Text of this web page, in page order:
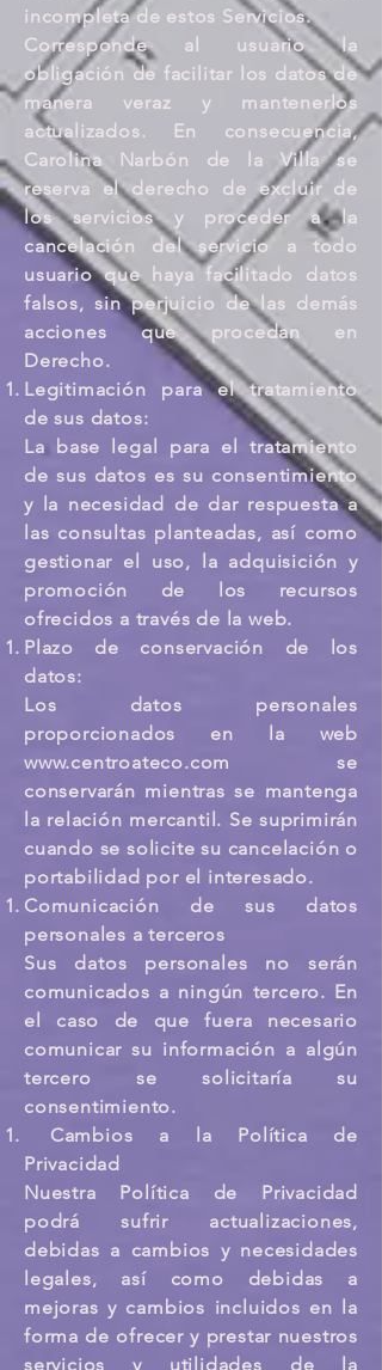
incompleta de estos Servicios.
Corresponde al usuario la
obligación de facilitar los datos de
manera veraz y mantenerlos
actualizados. En consecuencia,
Carolina Narbón de la Villa se
reserva el derecho de excluir de
los servicios y proceder a la
cancelación del servicio a todo
usuario que haya facilitado datos
falsos, sin perjuicio de las demás
acciones que procedan en
Derecho.
Legitimación para el tratamiento
de sus datos:
La base legal para el tratamiento
de sus datos es su consentimiento
y la necesidad de dar respuesta a
las consultas planteadas, así como
gestionar el uso, la adquisición y
promoción de los recursos
ofrecidos a través de la web.
Plazo de conservación de los
datos:
Los datos personales
proporcionados en la web
www.centroateco.com
se
conservarán mientras se mantenga
la relación mercantil. Se suprimirán
cuando se solicite su cancelación o
portabilidad por el interesado.
Comunicación de sus datos
personales a terceros
Sus datos personales no serán
comunicados a ningún tercero. En
el caso de que fuera necesario
comunicar su información a algún
tercero se solicitaría su
consentimiento.
Cambios a la Política de
Privacidad
Nuestra Política de Privacidad
podrá sufrir actualizaciones,
debidas a cambios y necesidades
legales, así como debidas a
mejoras y cambios incluidos en la
forma de ofrecer y prestar nuestros
servicios y utilidades de la